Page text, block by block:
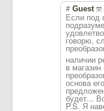
# Guest
Если под
говорю,
наличии
в
основа
будет...
P.S. Я